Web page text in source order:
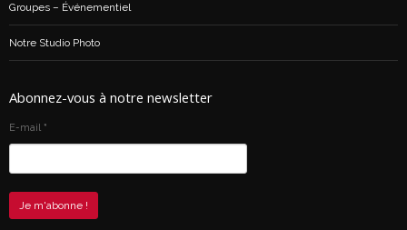
Groupes – Événementiel
Notre Studio Photo
Abonnez-vous à notre newsletter
E-mail *